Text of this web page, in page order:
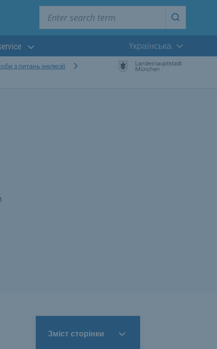
Start
Поточна мова:
Yкраїнська
з питань інклюзії
Зміст сторінки